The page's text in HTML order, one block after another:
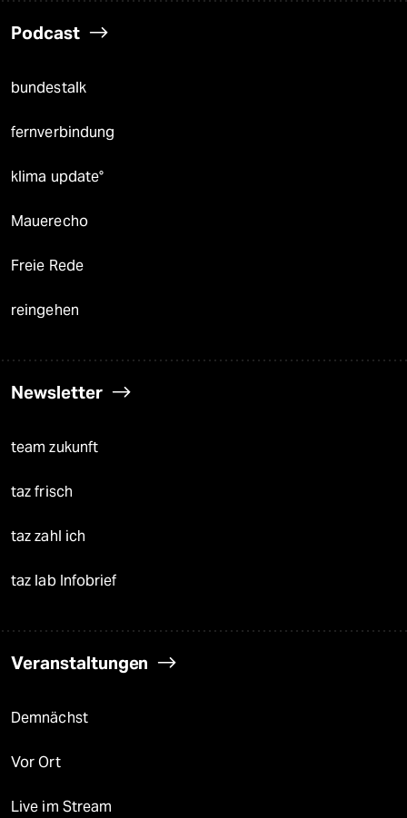
Podcast
bundestalk
fernverbindung
klima update°
Mauerecho
Freie Rede
reingehen
Newsletter
team zukunft
taz frisch
taz zahl ich
taz lab Infobrief
Veranstaltungen
Demnächst
Vor Ort
Live im Stream